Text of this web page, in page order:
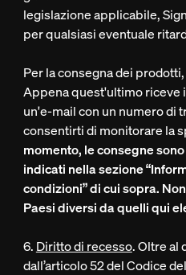
legislazione applicabile,
per qualsiasi eventuale
Per la consegna dei
Appena quest'ultimo riceve
un'e-mail con un numero di
consentirti di monitorare la
momento, le consegne
indicati nella sezione
condizioni” di cui sopra.
Paesi diversi da quelli qui
6. Diritto di recesso. Oltre al
dall’articolo 52 del Codice